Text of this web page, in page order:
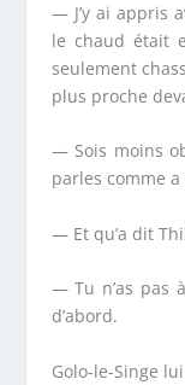
— J’y ai appris
le chaud était
seulement
plus proche
— Sois moins
parles comme
— Et qu’a dit
— Tu n’as pas
d’abord.
Golo-le-Singe